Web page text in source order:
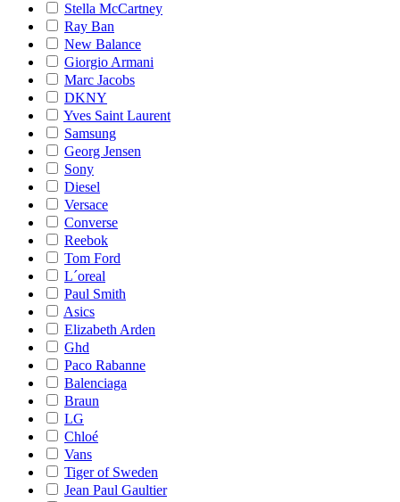
Stella McCartney
Ray Ban
New Balance
Giorgio Armani
Marc Jacobs
DKNY
Yves Saint Laurent
Samsung
Georg Jensen
Sony
Diesel
Versace
Converse
Reebok
Tom Ford
L´oreal
Paul Smith
Asics
Elizabeth Arden
Ghd
Paco Rabanne
Balenciaga
Braun
LG
Chloé
Vans
Tiger of Sweden
Jean Paul Gaultier